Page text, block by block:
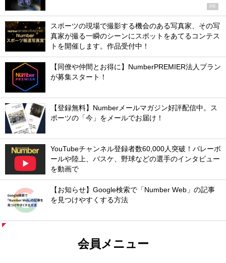
PR
スポーツの現場で撮影する機会のある写真家、その写
真家が撮る一瞬のシーンにスポットをあてるコンテス
トを開催します。作品受付中！
【同僚や仲間とお得に】NumberPREMIER法人プラン
が募集スタート！
【登録無料】Numberメールマガジン好評配信中。ス
ポーツの「今」をメールでお届け！
YouTubeチャンネル登録者数60,000人突破！バレーボ
ールや陸上、バスケ、野球などの選手のインタビュー
を動画で
【お知らせ】Google検索で「Number Web」の記事
を見つけやすくする方法
会員メニュー